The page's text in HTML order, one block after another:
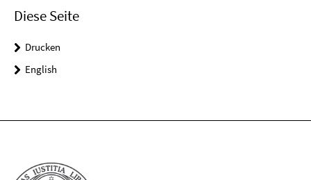
Diese Seite
Drucken
English